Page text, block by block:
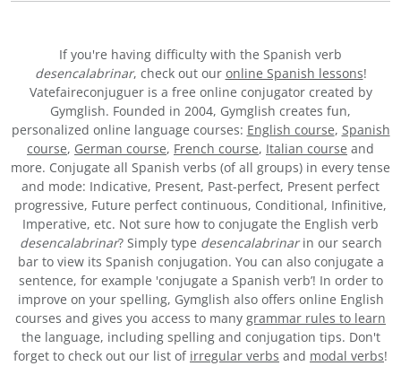
If you're having difficulty with the Spanish verb
desencalabrinar, check out our online Spanish lessons!
Vatefaireconjuguer is a free online conjugator created by
Gymglish. Founded in 2004, Gymglish creates fun,
personalized online language courses: English course, Spanish
course, German course, French course, Italian course and
more. Conjugate all Spanish verbs (of all groups) in every tense
and mode: Indicative, Present, Past-perfect, Present perfect
progressive, Future perfect continuous, Conditional, Infinitive,
Imperative, etc. Not sure how to conjugate the English verb
desencalabrinar? Simply type desencalabrinarin our search
bar to view its Spanish conjugation. You can also conjugate a
sentence, for example 'conjugate a Spanish verb’! In order to
improve on your spelling, Gymglish also offers online English
courses and gives you access to many grammar rules to learn
the language, including spelling and conjugation tips. Don't
forget to check out our list of irregular verbs and modal verbs!